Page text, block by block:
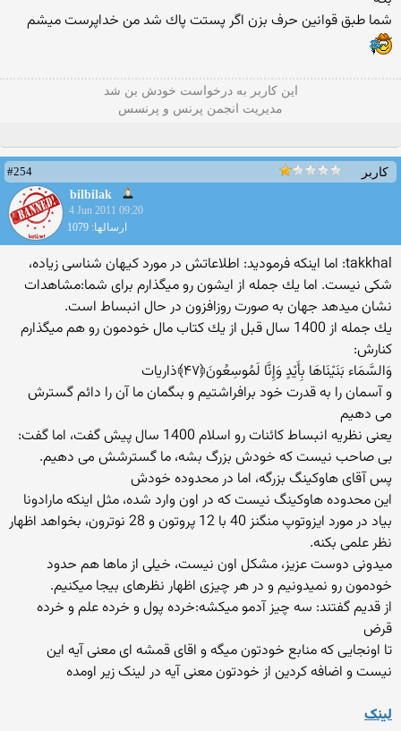
شما طبق قوانین حرف بزن اگر پستت پاك شد من خداپرست میشم
این كاربر به درخواست خودش بن شد
مدیریت انجمن پرنس و پرنسس
کاربر
#254
bilbilak
4 Jun 2011 09:20
ارسالها: 1079
takkhal: اما اینكه فرمودید: اطلاعاتش در مورد كیهان شناسی زیاده،
شكی نیست. اما یك جمله از ایشون رو میگذارم برای شما:مشاهدات
نشان ميدهد جهان به صورت روزافزون در حال انبساط است.
یك جمله از 1400 سال قبل از یك كتاب مال خودمون رو هم میگذارم
كنارش:
وَالسَّمَاء بَنَيْنَاهَا بِأَيْدٍ وَإِنَّا لَمُوسِعُونَ﴿۴۷﴾ذاریات
و آسمان را به قدرت خود برافراشتيم و بى‏گمان ما آن را دائم گسترش
می دهیم
یعنی نظریه انبساط كائنات رو اسلام 1400 سال پیش گفت، اما گفت:
بی صاحب نیست كه خودش بزرگ بشه، ما گسترشش می دهیم.
پس آقای هاوكینگ بزرگه، اما در محدوده خودش
این محدوده هاوكینگ نیست كه در اون وارد شده، مثل اینكه مارادونا
بیاد در مورد ایزوتوپ منگنز 40 با 12 پروتون و 28 نوترون، بخواهد اظهار
نظر علمی بكنه.
میدونی دوست عزیز، مشكل اون نیست، خیلی از ماها هم حدود
خودمون رو نمیدونیم و در هر چیزی اظهار نظرهای بیجا میكنیم.
از قدیم گفتند: سه چیز آدمو میكشه:خرده پول و خرده علم و خرده
قرض
تا اونجایی که منابع خودتون میگه و اقای قمشه ای معنی آیه این
نیست و اضافه کردین از خودتون معنی آیه در لینک زیر اومده
لینک